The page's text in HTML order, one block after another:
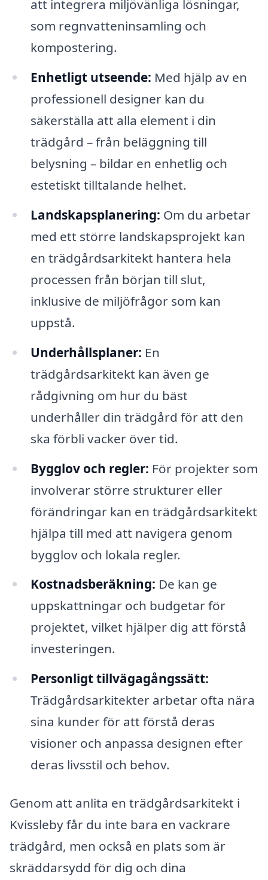
att integrera miljövänliga lösningar,
som regnvatteninsamling och
kompostering.
Enhetligt utseende: Med hjälp av en
professionell designer kan du
säkerställa att alla element i din
trädgård – från beläggning till
belysning – bildar en enhetlig och
estetiskt tilltalande helhet.
Landskapsplanering: Om du arbetar
med ett större landskapsprojekt kan
en trädgårdsarkitekt hantera hela
processen från början till slut,
inklusive de miljöfrågor som kan
uppstå.
Underhållsplaner: En
trädgårdsarkitekt kan även ge
rådgivning om hur du bäst
underhåller din trädgård för att den
ska förbli vacker över tid.
Bygglov och regler: För projekter som
involverar större strukturer eller
förändringar kan en trädgårdsarkitekt
hjälpa till med att navigera genom
bygglov och lokala regler.
Kostnadsberäkning: De kan ge
uppskattningar och budgetar för
projektet, vilket hjälper dig att förstå
investeringen.
Personligt tillvägagångssätt:
Trädgårdsarkitekter arbetar ofta nära
sina kunder för att förstå deras
visioner och anpassa designen efter
deras livsstil och behov.
Genom att anlita en trädgårdsarkitekt i
Kvissleby får du inte bara en vackrare
trädgård, men också en plats som är
skräddarsydd för dig och dina